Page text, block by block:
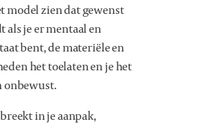
model zien dat gewenst
als je er mentaal en
bent, de materiële en
het toelaten en je het
onbewust.
in je aanpak,